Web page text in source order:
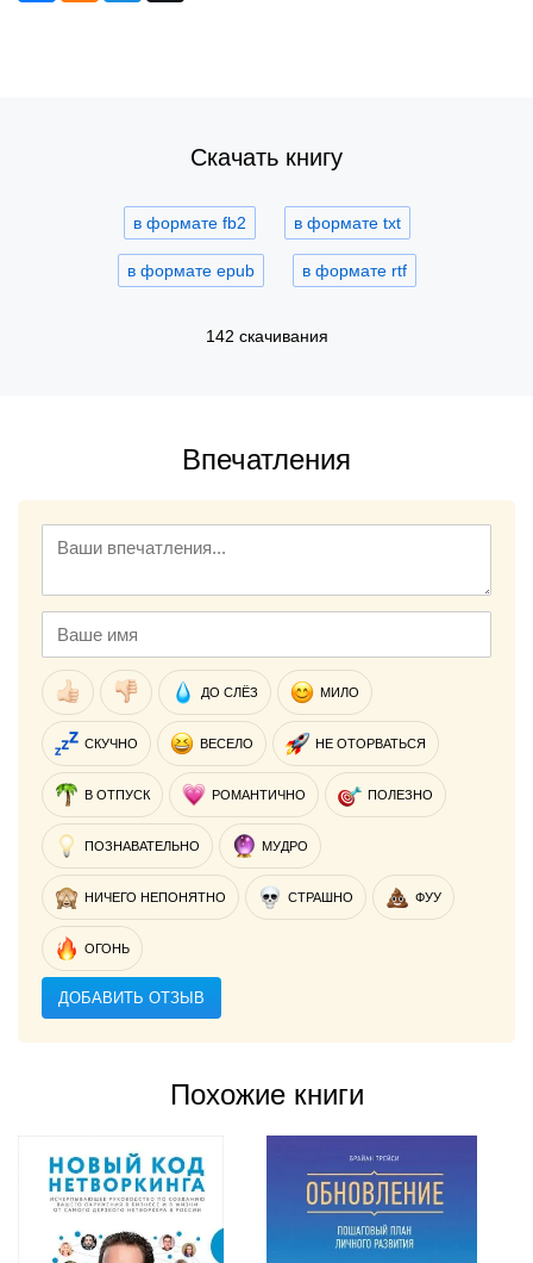
Скачать книгу
в формате fb2 в формате txt
в формате epub в формате rtf
142 скачивания
Впечатления
ДО СЛЁЗ МИЛО
СКУЧНО ВЕСЕЛО НЕ ОТОРВАТЬСЯ
В ОТПУСК РОМАНТИЧНО ПОЛЕЗНО
ПОЗНАВАТЕЛЬНО МУДРО
НИЧЕГО НЕПОНЯТНО СТРАШНО ФУУ
ОГОНЬ
ДОБАВИТЬ ОТЗЫВ
Похожие книги